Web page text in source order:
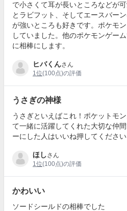
で小さくて耳が長いところなどが
とラビフット、そしてエースバー
が強いところも好きです。ポケモ
していました。他のポケモンゲー
に相棒にします。
ヒバくんさん
1位(100点)の評価
うさぎの神様
うさぎといえばこれ！ポケットモ
て一緒に活躍してくれた大切な仲
ーにした人はいいね押してください
ほしさん
1位(100点)の評価
かわいい
ソードシールドの相棒でした